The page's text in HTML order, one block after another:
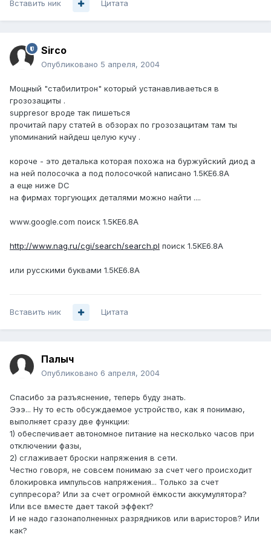
Вставить ник Цитата
Sirco
Опубликовано 5 апреля, 2004
Мощный "стабилитрон" который устанавливаеться в
грозозащиты .
suppresor вроде так пишеться
прочитай пару статей в обзорах по грозозащитам там ты
упоминаний найдеш целую кучу .
короче - это деталька которая похожа на буржуйский диод а
на ней полосочка а под полосочкой написано 1.5KE6.8A
а еще ниже DC
на фирмах торгующих деталями можно найти ....
www.google.com поиск 1.5KE6.8A
http://www.nag.ru/cgi/search/search.pl поиск 1.5KE6.8A
или русскими буквами 1.5КЕ6.8А
Вставить ник Цитата
Палыч
Опубликовано 6 апреля, 2004
Спасибо за разъяснение, теперь буду знать.
Эээ... Ну то есть обсуждаемое устройство, как я понимаю,
выполняет сразу две функции:
1) обеспечивает автономное питание на несколько часов при
отключении фазы,
2) сглаживает броски напряжения в сети.
Честно говоря, не совсем понимаю за счет чего происходит
блокировка импульсов напряжения... Только за счет
суппресора? Или за счет огромной ёмкости аккумулятора?
Или все вместе дает такой эффект?
И не надо газонаполненных разрядников или варисторов? Или
как?